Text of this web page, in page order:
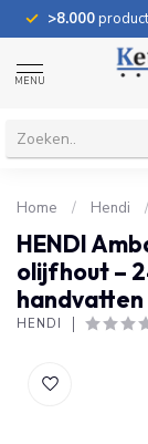
>8.000
MENU
Home / Hendi /
HENDI
olijfhout –
handvatten
HENDI